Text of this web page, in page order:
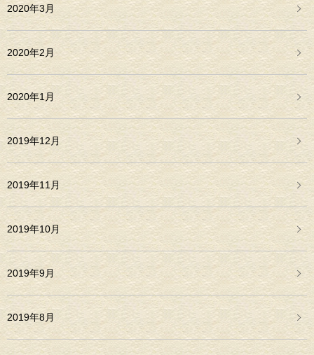
2020年3月
2020年2月
2020年1月
2019年12月
2019年11月
2019年10月
2019年9月
2019年8月